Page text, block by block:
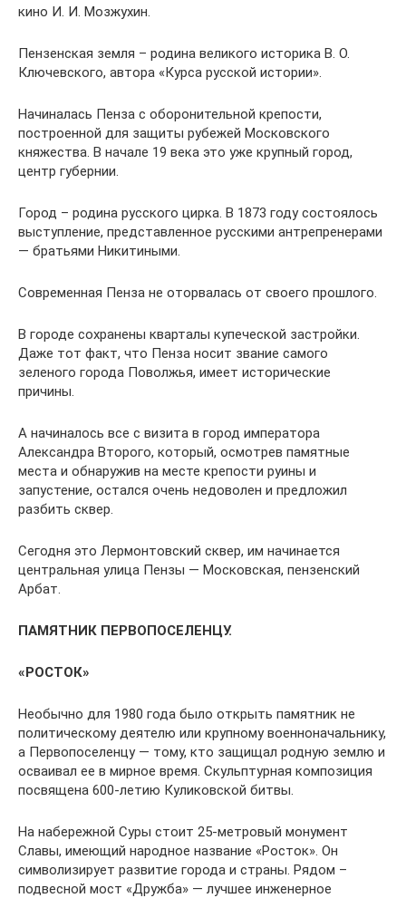
кино И. И. Мозжухин.
Пензенская земля – родина великого историка В. О.
Ключевского, автора «Курса русской истории».
Начиналась Пенза с оборонительной крепости,
построенной для защиты рубежей Московского
княжества. В начале 19 века это уже крупный город,
центр губернии.
Город – родина русского цирка. В 1873 году состоялось
выступление, представленное русскими антрепренерами
— братьями Никитиными.
Современная Пенза не оторвалась от своего прошлого.
В городе сохранены кварталы купеческой застройки.
Даже тот факт, что Пенза носит звание самого
зеленого города Поволжья, имеет исторические
причины.
А начиналось все с визита в город императора
Александра Второго, который, осмотрев памятные
места и обнаружив на месте крепости руины и
запустение, остался очень недоволен и предложил
разбить сквер.
Сегодня это Лермонтовский сквер, им начинается
центральная улица Пензы — Московская, пензенский
Арбат.
ПАМЯТНИК ПЕРВОПОСЕЛЕНЦУ.
«РОСТОК»
Необычно для 1980 года было открыть памятник не
политическому деятелю или крупному военноначальнику,
а Первопоселенцу — тому, кто защищал родную землю и
осваивал ее в мирное время. Скульптурная композиция
посвящена 600-летию Куликовской битвы.
На набережной Суры стоит 25-метровый монумент
Славы, имеющий народное название «Росток». Он
символизирует развитие города и страны. Рядом –
подвесной мост «Дружба» — лучшее инженерное